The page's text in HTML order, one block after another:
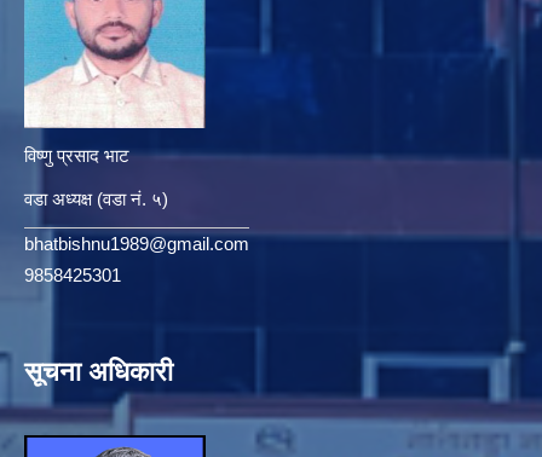
विष्णु प्रसाद भाट
वडा अध्यक्ष (वडा नं. ५)
bhatbishnu1989@gmail.com
9858425301
सूचना अधिकारी